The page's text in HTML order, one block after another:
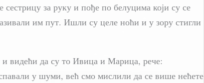
за руку и пође по белуцима који су се
им пут. Ишли су целе ноћи и у зору стигли
видећи да су то Ивица и Марица, рече:
у шуми, већ смо мислили да се више нећете